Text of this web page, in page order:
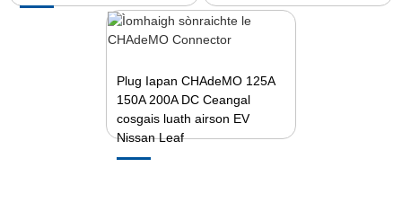
Plug Iapan CHAdeMO 125A
150A 200A DC Ceangal
cosgais luath airson EV
Nissan Leaf